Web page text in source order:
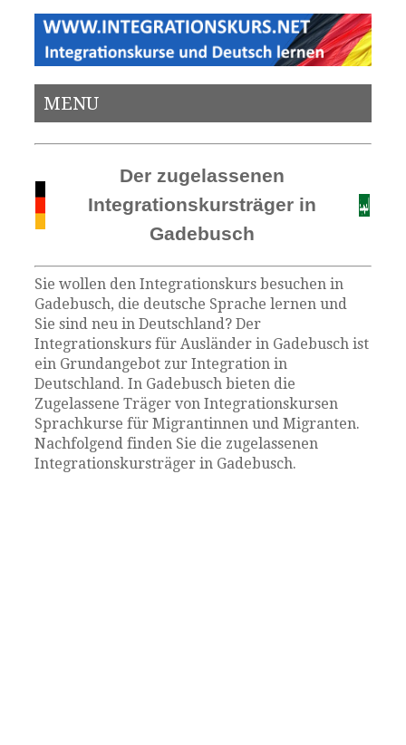
MENU
Der zugelassenen
Integrationskursträger in
Gadebusch
Sie wollen den Integrationskurs besuchen in
Gadebusch, die deutsche Sprache lernen und
Sie sind neu in Deutschland? Der
Integrationskurs für Ausländer in Gadebusch ist
ein Grundangebot zur Integration in
Deutschland. In Gadebusch bieten die
Zugelassene Träger von Integrationskursen
Sprachkurse für Migrantinnen und Migranten.
Nachfolgend finden Sie die zugelassenen
Integrationskursträger in Gadebusch.